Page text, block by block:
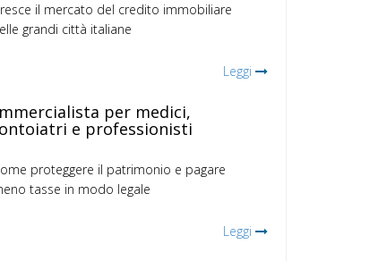
il mercato del credito immobiliare
grandi città italiane
Leggi
per medici,
e professionisti
proteggere il patrimonio e pagare
tasse in modo legale
Leggi